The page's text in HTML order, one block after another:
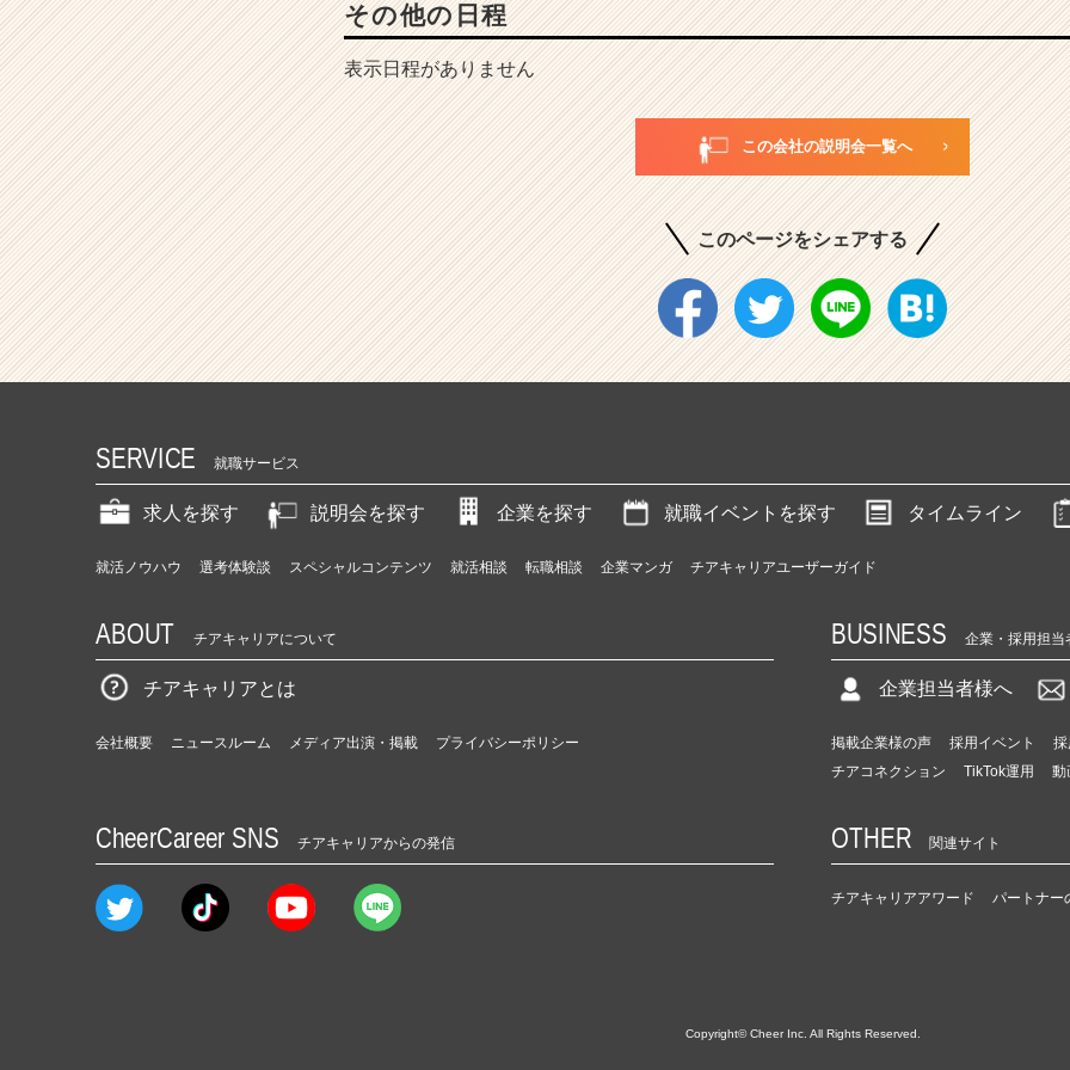
その他の日程
表示日程がありません
この会社の説明会一覧へ
このページをシェアする
SERVICE 就職サービス
求人を探す 説明会を探す 企業を探す 就職イベントを探す タイムライン
就活ノウハウ 選考体験談 スペシャルコンテンツ 就活相談 転職相談 企業マンガ チアキャリアユーザーガイド
ABOUT チアキャリアについて
チアキャリアとは
会社概要 ニュースルーム メディア出演・掲載 プライバシーポリシー
BUSINESS 企業・採用担当
企業担当者様へ
掲載企業様の声 採用イベント
チアコネクション
TikTok運用 動
CheerCareer SNS チアキャリアからの発信 OTHER 関連サイト
チアキャリアアワード パートナー
Copyright© Cheer Inc. All Rights Reserved.